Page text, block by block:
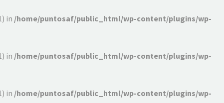
in /home/puntosaf/public_html/wp-content/plugins/wp-
in /home/puntosaf/public_html/wp-content/plugins/wp-
in /home/puntosaf/public_html/wp-content/plugins/wp-